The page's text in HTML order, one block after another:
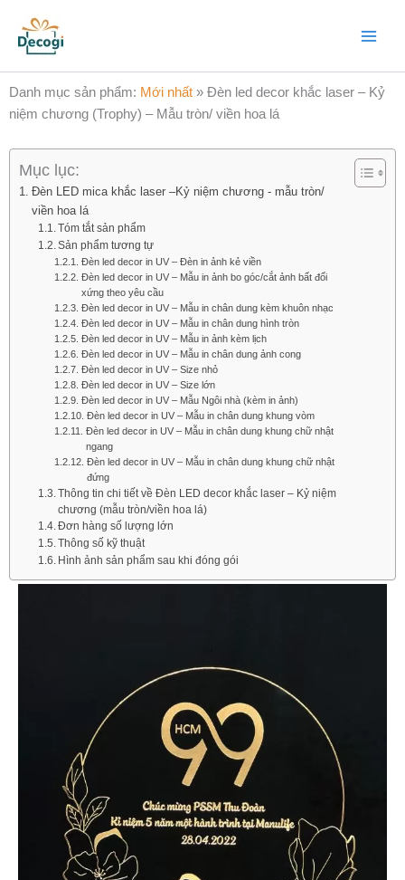
dung
Danh mục sản phẩm: Mới nhất » Đèn led decor khắc laser – Kỷ
niệm chương (Trophy) – Mẫu tròn/ viền hoa lá
Mục lục:
Đèn LED mica khắc laser –Kỷ niệm chương - mẫu tròn/
viền hoa lá
Tóm tắt sản phẩm
Sản phẩm tương tự
Đèn led decor in UV – Đèn in ảnh kẻ viền
Đèn led decor in UV – Mẫu in ảnh bo góc/cắt ảnh bất đối
xứng theo yêu cầu
Đèn led decor in UV – Mẫu in chân dung kèm khuôn nhạc
Đèn led decor in UV – Mẫu in chân dung hình tròn
Đèn led decor in UV – Mẫu in ảnh kèm lịch
Đèn led decor in UV – Mẫu in chân dung ảnh cong
Đèn led decor in UV – Size nhỏ
Đèn led decor in UV – Size lớn
Đèn led decor in UV – Mẫu Ngôi nhà (kèm in ảnh)
Đèn led decor in UV – Mẫu in chân dung khung vòm
Đèn led decor in UV – Mẫu in chân dung khung chữ nhật
ngang
Đèn led decor in UV – Mẫu in chân dung khung chữ nhật
đứng
Thông tin chi tiết về Đèn LED decor khắc laser – Kỷ niệm
chương (mẫu tròn/viền hoa lá)
Đơn hàng số lượng lớn​
Thông số kỹ thuật
Hình ảnh sản phẩm sau khi đóng gói